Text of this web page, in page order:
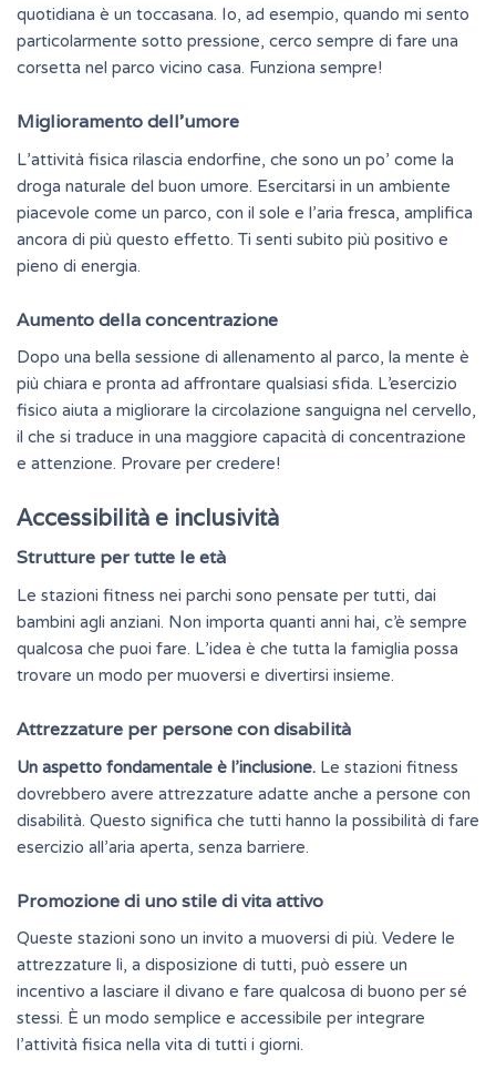
quotidiana è un toccasana. Io, ad esempio, quando mi sento
particolarmente sotto pressione, cerco sempre di fare una
corsetta nel parco vicino casa. Funziona sempre!
Miglioramento dell’umore
L’attività fisica rilascia endorfine, che sono un po’ come la
droga naturale del buon umore. Esercitarsi in un ambiente
piacevole come un parco, con il sole e l’aria fresca, amplifica
ancora di più questo effetto. Ti senti subito più positivo e
pieno di energia.
Aumento della concentrazione
Dopo una bella sessione di allenamento al parco, la mente è
più chiara e pronta ad affrontare qualsiasi sfida. L’esercizio
fisico aiuta a migliorare la circolazione sanguigna nel cervello,
il che si traduce in una maggiore capacità di concentrazione
e attenzione. Provare per credere!
Accessibilità e inclusività
Strutture per tutte le età
Le stazioni fitness nei parchi sono pensate per tutti, dai
bambini agli anziani. Non importa quanti anni hai, c’è sempre
qualcosa che puoi fare. L’idea è che tutta la famiglia possa
trovare un modo per muoversi e divertirsi insieme.
Attrezzature per persone con disabilità
Un aspetto fondamentale è l’inclusione. Le stazioni fitness
dovrebbero avere attrezzature adatte anche a persone con
disabilità. Questo significa che tutti hanno la possibilità di fare
esercizio all’aria aperta, senza barriere.
Promozione di uno stile di vita attivo
Queste stazioni sono un invito a muoversi di più. Vedere le
attrezzature lì, a disposizione di tutti, può essere un
incentivo a lasciare il divano e fare qualcosa di buono per sé
stessi. È un modo semplice e accessibile per integrare
l’attività fisica nella vita di tutti i giorni.